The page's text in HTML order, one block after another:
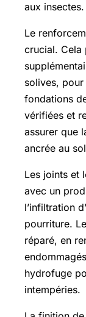
aux insectes.
Le
crucial. Cela
solives,
fondations
vérifiées et
assurer que
ancrée au
Les joints et
avec un
l’infiltration
pourriture.
réparé, en
hydrofuge
intempéries.